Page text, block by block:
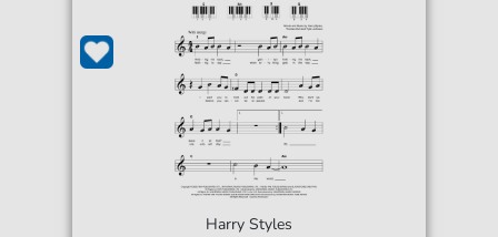
Harry Styles